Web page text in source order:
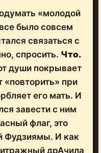
«молодой
было совсем
связаться с
спросить. Что.
души покрывает
при
его мать. И
завести с ним
флаг, это
Фудзиямы. И как
дрАчила